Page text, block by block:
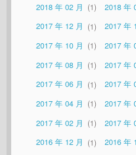
2018 年 02 月
1 2018 年
2017 年 12 月
1 2017 年
2017 年 10 月
1 2017 年
2017 年 08 月
1 2017 年
2017 年 06 月
1 2017 年
2017 年 04 月
1 2017 年
2017 年 02 月
1 2017 年
2016 年 12 月
1 2016 年